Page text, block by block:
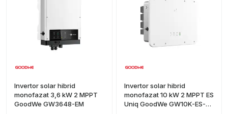
Invertor solar hibrid
monofazat 3,6 kW 2 MPPT
GoodWe GW3648-EM
Invertor solar hibrid
monofazat 10 kW 2 MPPT ES
Uniq GoodWe GW10K-ES-